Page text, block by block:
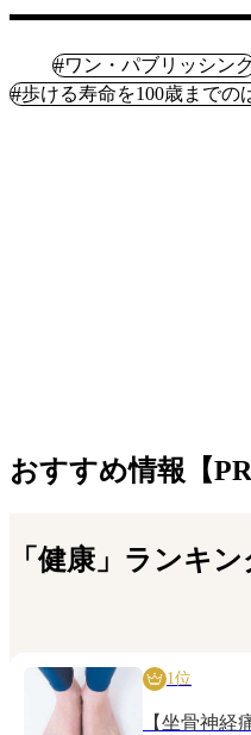
#ワン・パブリッシン
#歩ける寿命を100歳までの
おすすめ情報【PR
「健康」ランキン
1位
【坐骨神経